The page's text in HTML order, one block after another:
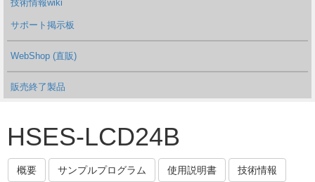
技術情報wiki
サポート掲示板
WebShop (直販)
販売終了製品
HSES-LCD24B
概要 サンプルプログラム 使用説明書 技術情報